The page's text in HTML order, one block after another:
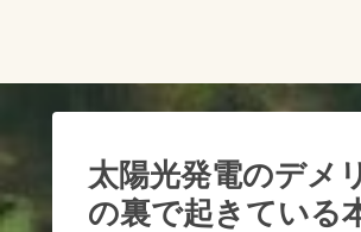
太陽光発電のデメ
の裏で起きている